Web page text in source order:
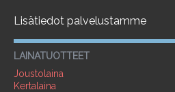
Lisätiedot palvelustamme
LAINATUOTTEET
Joustolaina
Kertalaina